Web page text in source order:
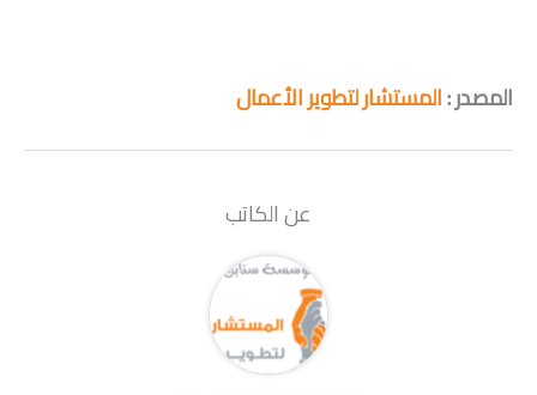
المصدر :المستشار لتطوير الأعمال
عن الكاتب